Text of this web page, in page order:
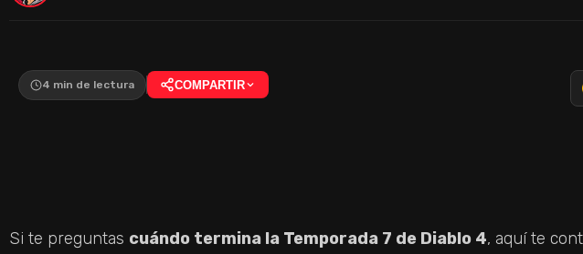
4 min de lectura COMPARTIR
Si te preguntas cuándo termina la Temporada 7 de Diablo 4, aquí te